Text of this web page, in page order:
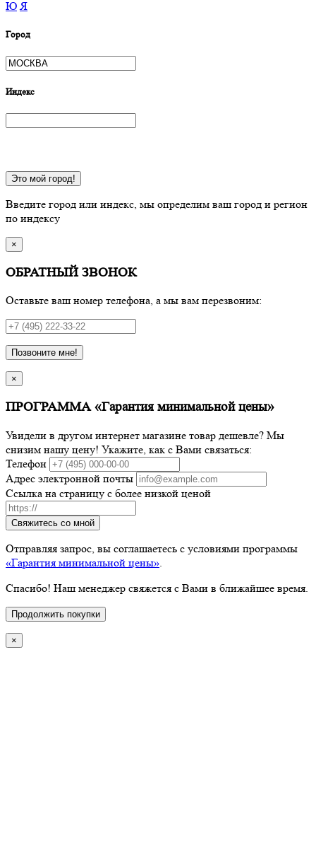
Ю Я
Город
Индекс
Это мой город!
Введите город или индекс, мы определим ваш город и регион
по индексу
×
ОБРАТНЫЙ ЗВОНОК
Оставьте ваш номер телефона, а мы вам перезвоним:
Позвоните мне!
×
ПРОГРАММА «Гарантия минимальной цены»
Увидели в другом интернет магазине товар дешевле? Мы
снизим нашу цену! Укажите, как с Вами связаться:
Телефон
Адрес электронной почты
Ссылка на страницу с более низкой ценой
Свяжитесь со мной
Отправляя запрос, вы соглашаетесь с условиями программы
«Гарантия минимальной цены»
Спасибо! Наш менеджер свяжется с Вами в ближайшее время.
Продолжить покупки
×